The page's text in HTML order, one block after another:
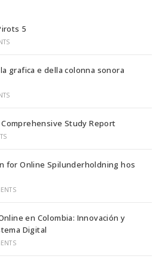
5
grafica e della colonna sonora
Comprehensive Study Report
for Online Spilunderholdning hos
en Colombia: Innovación y
Digital